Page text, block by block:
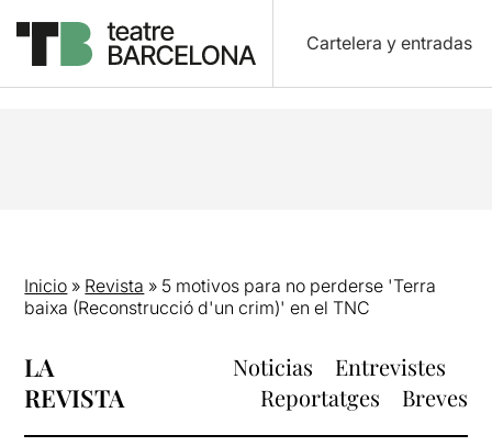
Cartelera y entradas
Inicio » Revista » 5 motivos para no perderse 'Terra
baixa (Reconstrucció d'un crim)' en el TNC
LA
REVISTA
Noticias
Entrevistes
Reportatges
Breves